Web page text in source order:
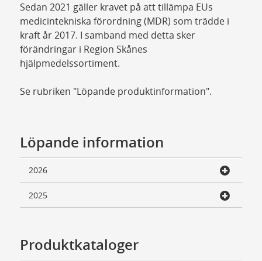
Sedan 2021 gäller kravet på att tillämpa EUs
medicintekniska förordning (MDR) som trädde i
kraft år 2017. I samband med detta sker
förändringar i Region Skånes
hjälpmedelssortiment.
Se rubriken "Löpande produktinformation".
Löpande information
2026
2025
Produktkataloger